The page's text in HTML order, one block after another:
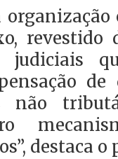
revestido
judiciais
não
destaca o